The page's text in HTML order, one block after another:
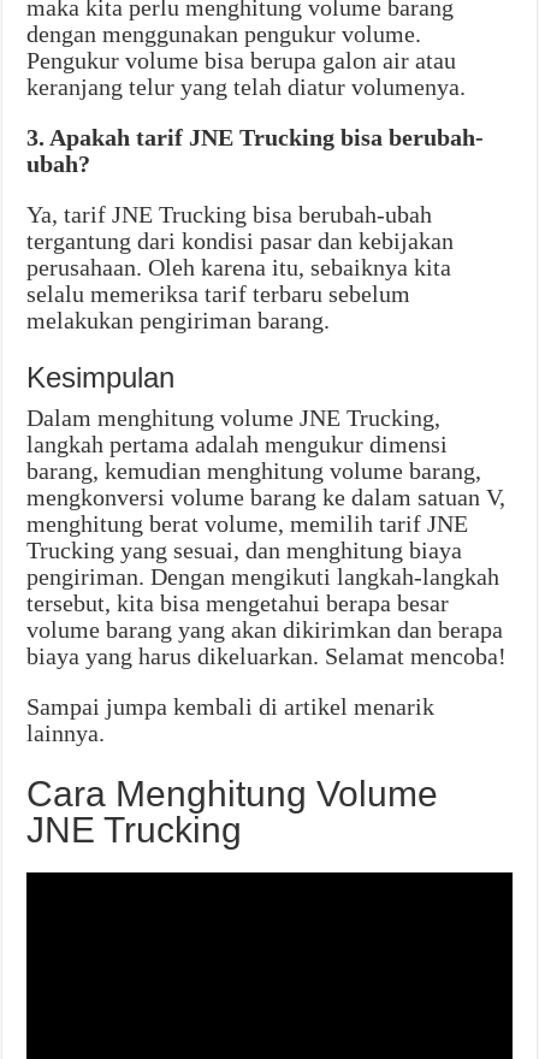
maka kita perlu menghitung volume barang
dengan menggunakan pengukur volume.
Pengukur volume bisa berupa galon air atau
keranjang telur yang telah diatur volumenya.
3. Apakah tarif JNE Trucking bisa berubah-
ubah?
Ya, tarif JNE Trucking bisa berubah-ubah
tergantung dari kondisi pasar dan kebijakan
perusahaan. Oleh karena itu, sebaiknya kita
selalu memeriksa tarif terbaru sebelum
melakukan pengiriman barang.
Kesimpulan
Dalam menghitung volume JNE Trucking,
langkah pertama adalah mengukur dimensi
barang, kemudian menghitung volume barang,
mengkonversi volume barang ke dalam satuan V,
menghitung berat volume, memilih tarif JNE
Trucking yang sesuai, dan menghitung biaya
pengiriman. Dengan mengikuti langkah-langkah
tersebut, kita bisa mengetahui berapa besar
volume barang yang akan dikirimkan dan berapa
biaya yang harus dikeluarkan. Selamat mencoba!
Sampai jumpa kembali di artikel menarik
lainnya.
Cara Menghitung Volume
JNE Trucking